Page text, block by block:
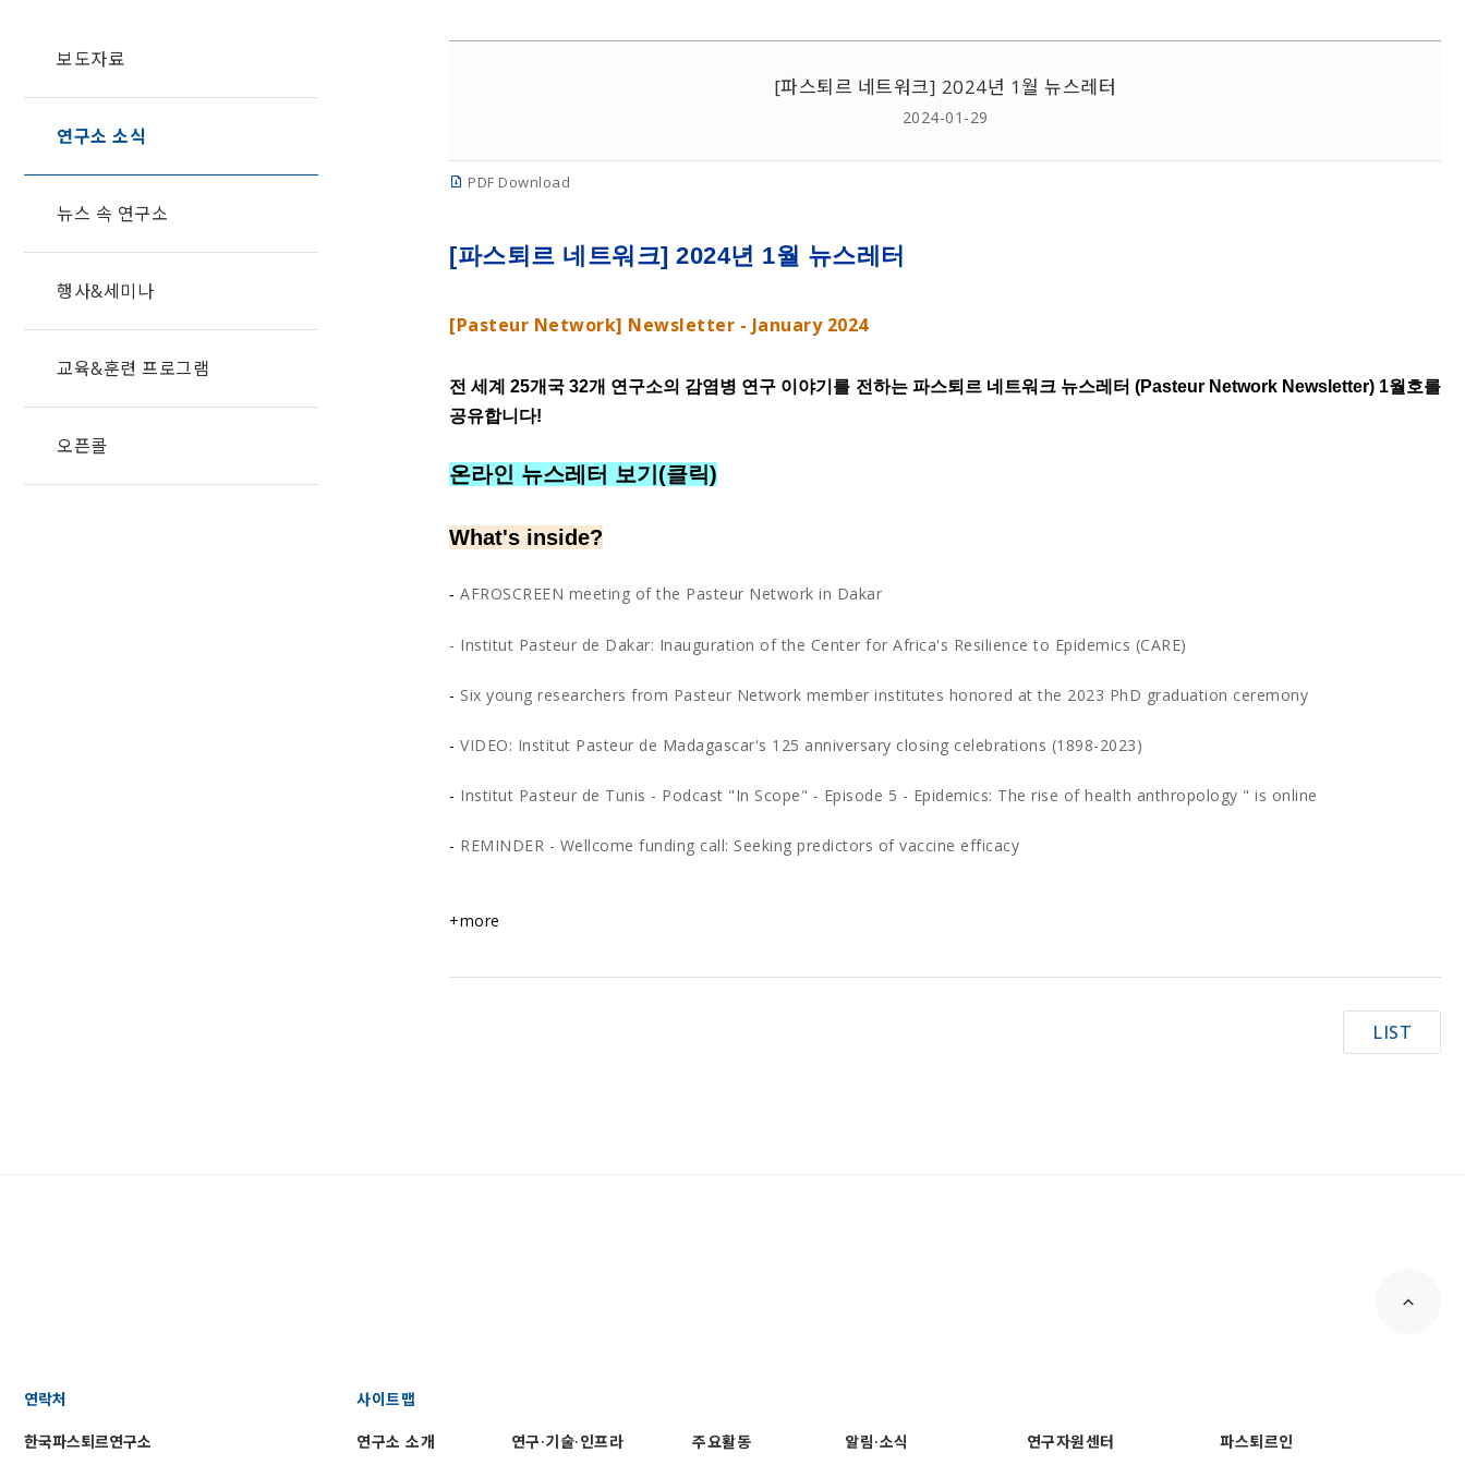
보도자료
연구소 소식
뉴스 속 연구소
행사&세미나
교육&훈련 프로그램
오픈콜
[파스퇴르 네트워크] 2024년 1월 뉴스레터
2024-01-29
PDF Download
[파스퇴르 네트워크] 2024년 1월 뉴스레터
[Pasteur Network] Newsletter - January 2024
전 세계 25개국 32개 연구소의 감염병 연구 이야기를 전하는 파스퇴르 네트워크 뉴스레터 (Pasteur Network Newsletter) 1월호를
공유합니다!
온라인 뉴스레터 보기(클릭)
What's inside?
- AFROSCREEN meeting of the Pasteur Network in Dakar
- Institut Pasteur de Dakar: Inauguration of the Center for Africa's Resilience to Epidemics (CARE)
- Six young researchers from Pasteur Network member institutes honored at the 2023 PhD graduation ceremony
- VIDEO: Institut Pasteur de Madagascar's 125 anniversary closing celebrations (1898-2023)
- Institut Pasteur de Tunis - Podcast "In Scope" - Episode 5 - Epidemics: The rise of health anthropology " is online
- REMINDER - Wellcome funding call: Seeking predictors of vaccine efficacy
+more
LIST
연락처
한국파스퇴르연구소
사이트맵
연구소 소개 연구·기술·인프라 주요활동 알림·소식 연구자원센터 파스퇴르인